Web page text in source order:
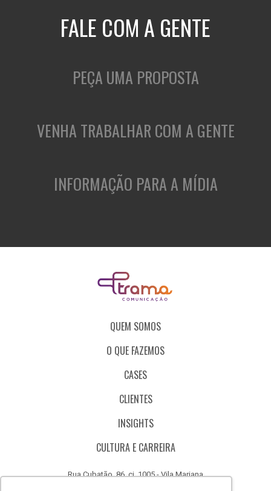
FALE COM A GENTE
PEÇA UMA PROPOSTA
VENHA TRABALHAR COM A GENTE
INFORMAÇÃO PARA A MÍDIA
QUEM SOMOS
O QUE FAZEMOS
CASES
CLIENTES
INSIGHTS
CULTURA E CARREIRA
Rua Cubatão, 86, cj. 1005 - Vila Mariana